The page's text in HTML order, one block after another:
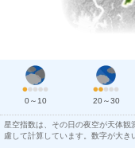
0～10 20～30
星空指数は、その日の夜空が天体
慮して計算しています。数字が大き